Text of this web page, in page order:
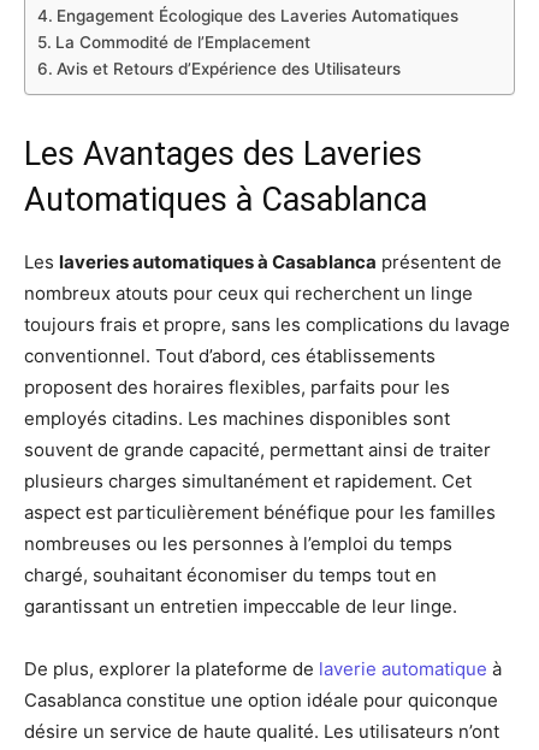
Engagement Écologique des Laveries Automatiques
La Commodité de l’Emplacement
Avis et Retours d’Expérience des Utilisateurs
Les Avantages des Laveries
Automatiques à Casablanca
Les laveries automatiques à Casablanca présentent de
nombreux atouts pour ceux qui recherchent un linge
toujours frais et propre, sans les complications du lavage
conventionnel. Tout d’abord, ces établissements
proposent des horaires flexibles, parfaits pour les
employés citadins. Les machines disponibles sont
souvent de grande capacité, permettant ainsi de traiter
plusieurs charges simultanément et rapidement. Cet
aspect est particulièrement bénéfique pour les familles
nombreuses ou les personnes à l’emploi du temps
chargé, souhaitant économiser du temps tout en
garantissant un entretien impeccable de leur linge.
De plus, explorer la plateforme de laverie automatique à
Casablanca constitue une option idéale pour quiconque
désire un service de haute qualité. Les utilisateurs n’ont